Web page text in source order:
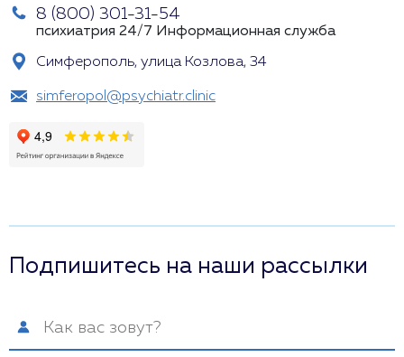
8 (800) 301-31-54
психиатрия 24/7 Информационная служба
Симферополь, улица Козлова, 34
simferopol@psychiatr.clinic
Подпишитесь на наши рассылки